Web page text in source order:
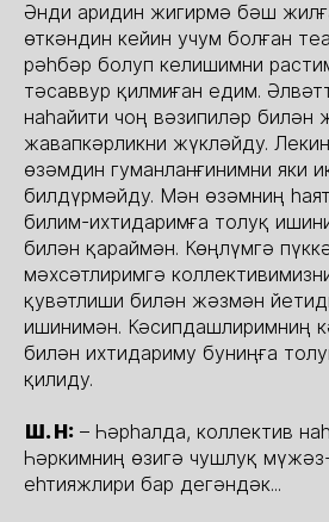
Әнди аридин жигирмә бәш
өткәндин кейин учум болған
рәһбәр болуп келишимни
тәсаввур қилмиған едим.
наһайити чоң вәзипиләр билән
жавапкәрликни жүкләйду.
өзәмдин гуманланғинимни яки
билдүрмәйду. Мән өзәмниң
билим-ихтидаримға толуқ
билән қараймән. Көңлүмгә
мәхсәтлиримгә
қувәтлиши билән жәзмән
ишинимән. Кәсипдашлиримниң
билән ихтидариму буниңға
қилиду.
Ш. Н: – Һәрһалда, коллектив
Һәркимниң өзигә чушлуқ
еһтияжлири бар дегәндәк...